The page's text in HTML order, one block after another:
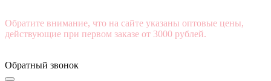
Обратите внимание, что на сайте указаны оптовые цены,
действующие при первом заказе от 3000 рублей.
Обратный звонок